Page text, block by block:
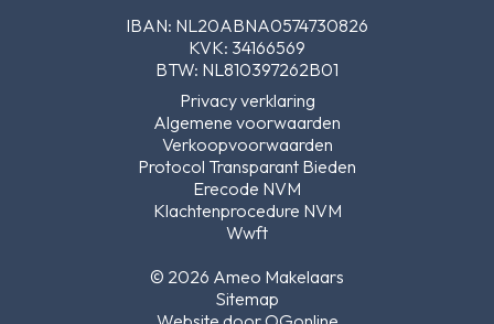
IBAN: NL20ABNA0574730826
KVK: 34166569
BTW: NL810397262B01
Privacy verklaring
Algemene voorwaarden
Verkoopvoorwaarden
Protocol Transparant Bieden
Erecode NVM
Klachtenprocedure NVM
Wwft
© 2026 Ameo Makelaars
Sitemap